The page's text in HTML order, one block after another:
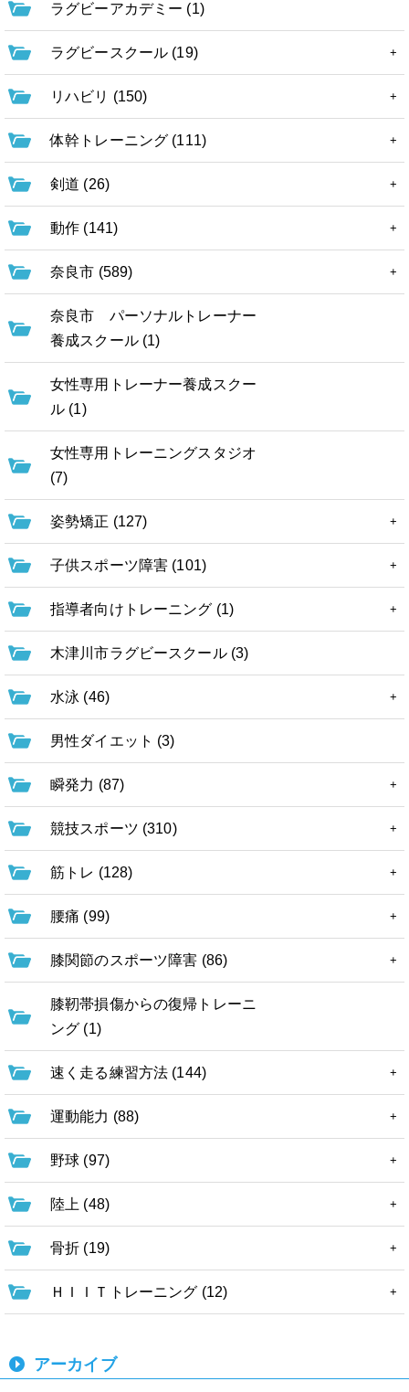
ラグビーアカデミー (1)
ラグビースクール (19)
リハビリ (150)
体幹トレーニング (111)
剣道 (26)
動作 (141)
奈良市 (589)
奈良市 パーソナルトレーナー
養成スクール (1)
女性専用トレーナー養成スクー
ル (1)
女性専用トレーニングスタジオ
(7)
姿勢矯正 (127)
子供スポーツ障害 (101)
指導者向けトレーニング (1)
木津川市ラグビースクール (3)
水泳 (46)
男性ダイエット (3)
瞬発力 (87)
競技スポーツ (310)
筋トレ (128)
腰痛 (99)
膝関節のスポーツ障害 (86)
膝靭帯損傷からの復帰トレーニ
ング (1)
速く走る練習方法 (144)
運動能力 (88)
野球 (97)
陸上 (48)
骨折 (19)
ＨＩＩＴトレーニング (12)
アーカイブ